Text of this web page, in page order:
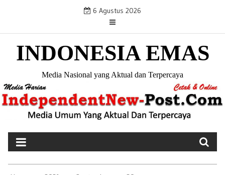
i
o
6 Agustus 2026
INDONESIA EMAS
Media Nasional yang Aktual dan Terpercaya